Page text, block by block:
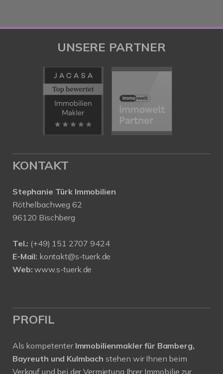
UNSERE PARTNER
KONTAKT
Stephanie Türk Immobilien
Röthelbachweg 62
96120 Bischberg
Tel.: (+49) 151 2707 9424
E-Mail: kontakt@s-tuerk.de
Web: www.s-tuerk.de
PROFIL
Als kompetenter Immobilienmakler für Bamberg,
Bayreuth und Kulmbach stehen wir Ihnen beim
Verkauf und bei der Vermietung Ihrer Immobilie zur